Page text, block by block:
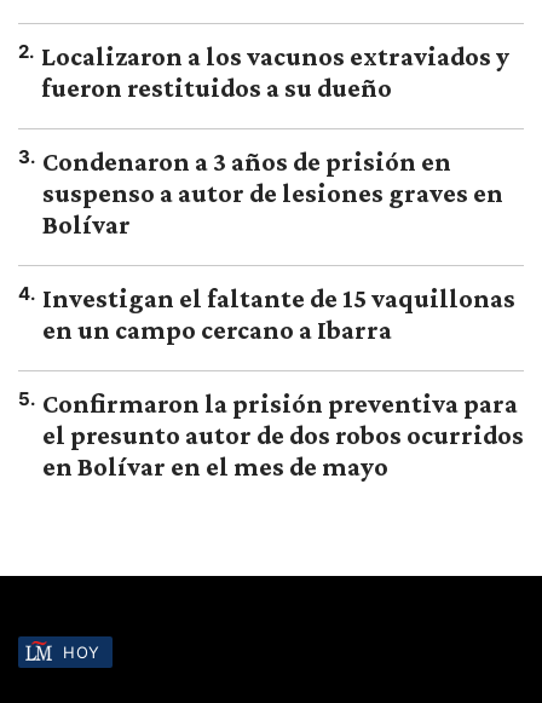
2. Localizaron a los vacunos extraviados y
fueron restituidos a su dueño
3. Condenaron a 3 años de prisión en
suspenso a autor de lesiones graves en
Bolívar
4. Investigan el faltante de 15 vaquillonas
en un campo cercano a Ibarra
5. Confirmaron la prisión preventiva para
el presunto autor de dos robos ocurridos
en Bolívar en el mes de mayo
HOY